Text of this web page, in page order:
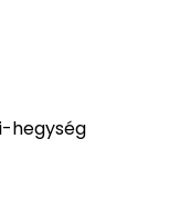
hegység